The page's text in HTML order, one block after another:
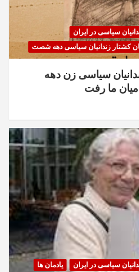
سیاسی در ایران
کشتار زندانیان سیاسی دهه شصت
سیاسی زن دهه
ما رفت
سیاسی در ایران یادمان ها